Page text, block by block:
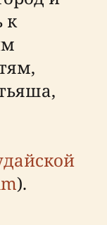
к
).